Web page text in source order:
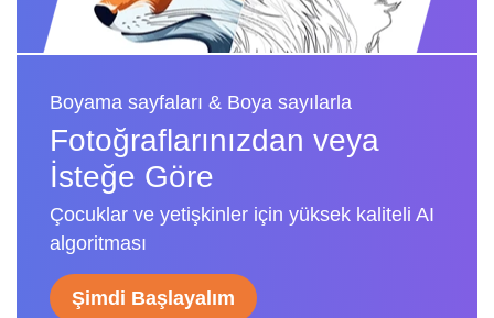
Boyama sayfaları & Boya sayılarla
Fotoğraflarınızdan veya
İsteğe Göre
Çocuklar ve yetişkinler için yüksek kaliteli AI
algoritması
Şimdi Başlayalım